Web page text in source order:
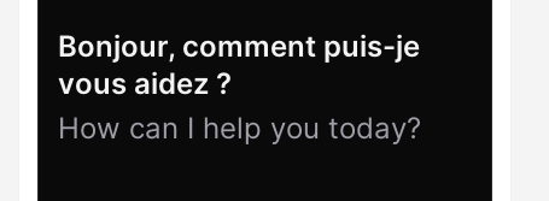
Bonjour, comment puis-je
vous aidez ?
How can I help you today?